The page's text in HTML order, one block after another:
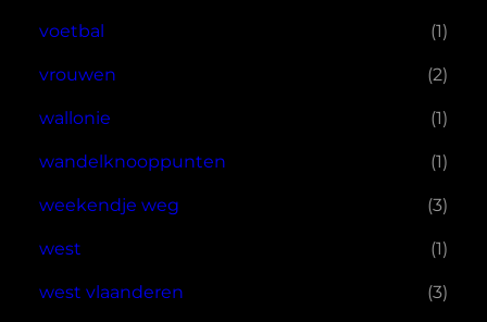
voetbal (1)
vrouwen (2)
wallonie (1)
wandelknooppunten (1)
weekendje weg (3)
west (1)
west vlaanderen (3)